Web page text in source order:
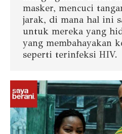
masker, mencuci
jarak, di mana hal ini
untuk mereka yang
yang membahayakan
seperti terinfeksi HIV.